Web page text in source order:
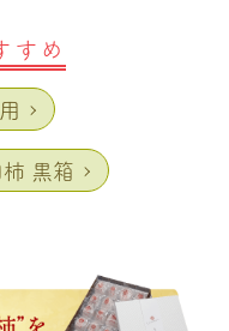
すめ
黒箱